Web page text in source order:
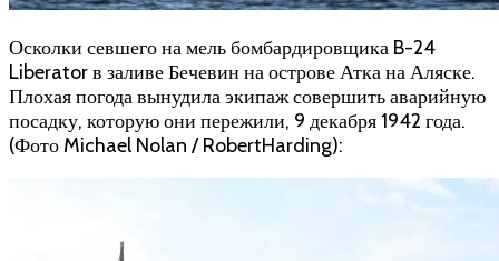
Осколки севшего на мель бомбардировщика B-24
Liberator в заливе Бечевин на острове Атка на Аляске.
Плохая погода вынудила экипаж совершить аварийную
посадку, которую они пережили, 9 декабря 1942 года.
(Фото Michael Nolan / RobertHarding):